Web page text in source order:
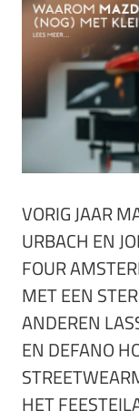
VORIG JAAR
URBACH EN
FOUR
MET EEN
ANDEREN
EN DEFANO
HET